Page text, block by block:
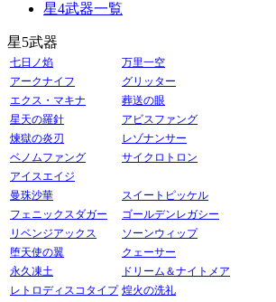
星4武器一覧
星5武器
七日ノ焰
万里一空
アークナイフ
グリッター
エクス・マキナ
葬送の眼
星天の羅針
アビスファング
煉獄の炎刃
レゾナンサー
ベノムファング
サイクロトロン
アイスエイジ
曼珠沙華
スイートピッケル
フェニックスダガー
ゴールデンレガシー
リベンジアックス
ソーンウィップ
堕天使の翼
クェーサー
永久凍土
ドリーム＆ナイトメア
レトロディスコタイプ 煌火の洗礼